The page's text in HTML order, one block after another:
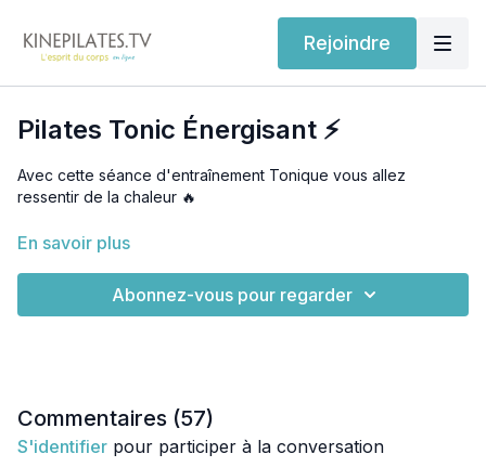
Rejoindre
Pilates Tonic Énergisant ⚡️
Avec cette séance d'entraînement Tonique vous allez
ressentir de la chaleur 🔥
Séance de niveau Intermédiaire de 27 minutes
muscles de vos jambes et aussi de vos bras.
Un moral au top et un corps boosté pour les jours à venir, on
aime ça💕
En savoir plus
Abonnez-vous pour regarder
Commentaires (57)
S'identifier pour participer à la conversation